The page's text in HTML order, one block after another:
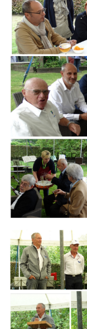
Branding
ARMCHAIR